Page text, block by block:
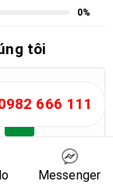
0%
tôi
Messenger
666 111